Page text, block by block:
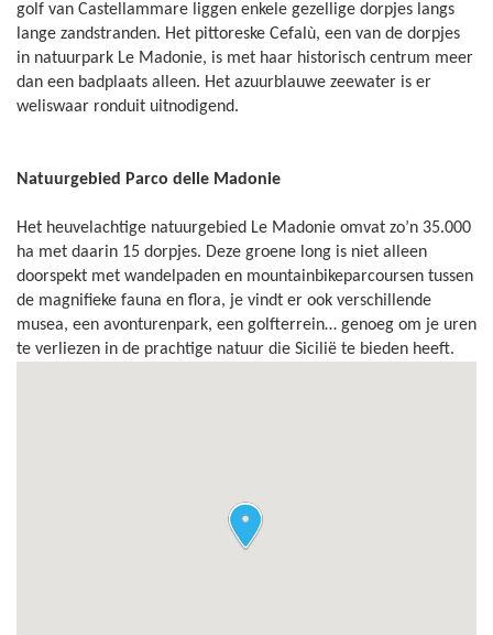
golf van Castellammare liggen enkele gezellige dorpjes langs
lange zandstranden. Het pittoreske Cefalù, een van de dorpjes
in natuurpark Le Madonie, is met haar historisch centrum meer
dan een badplaats alleen. Het azuurblauwe zeewater is er
weliswaar ronduit uitnodigend.
Natuurgebied Parco delle Madonie
Het heuvelachtige natuurgebied Le Madonie omvat zo’n 35.000
ha met daarin 15 dorpjes. Deze groene long is niet alleen
doorspekt met wandelpaden en mountainbikeparcoursen tussen
de magnifieke fauna en flora, je vindt er ook verschillende
musea, een avonturenpark, een golfterrein… genoeg om je uren
te verliezen in de prachtige natuur die Sicilië te bieden heeft.